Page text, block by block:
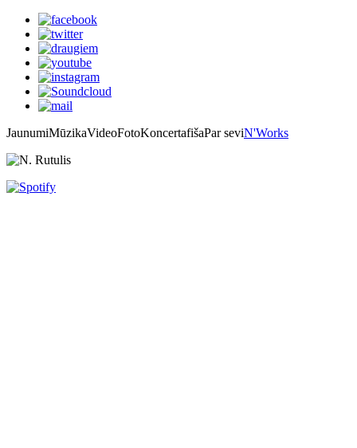
JaunumiMūzikaVideoFotoKoncertafišaPar seviN'Works